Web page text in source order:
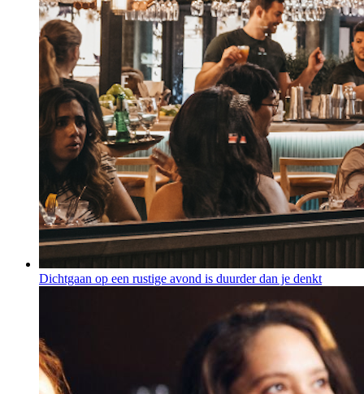
Dichtgaan op een rustige avond is duurder dan je denkt